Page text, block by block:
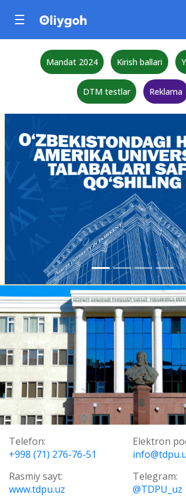
Mandat 2024 Kirish ballari
DTM testlar Reklama
Telefon:
+998 (71) 276-76-51
Elektron
Rasmiy sayt:
www.tdpu.uz
Telegram:
@TDPU_uz